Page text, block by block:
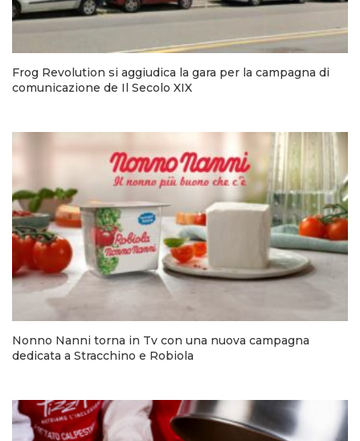
Frog Revolution si aggiudica la gara per la campagna di
comunicazione de Il Secolo XIX
Nonno Nanni torna in Tv con una nuova campagna
dedicata a Stracchino e Robiola